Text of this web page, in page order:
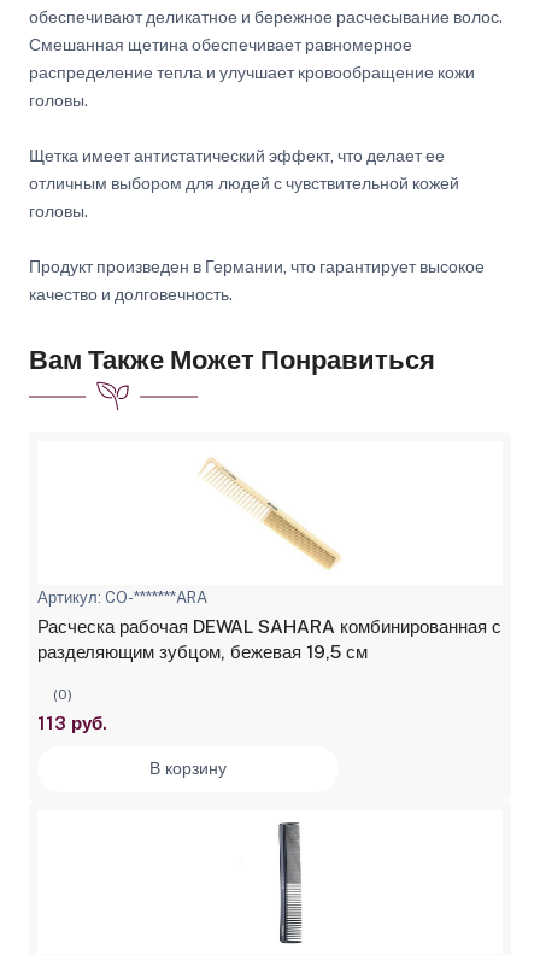
обеспечивают деликатное и бережное расчесывание волос.
Смешанная щетина обеспечивает равномерное
распределение тепла и улучшает кровообращение кожи
головы.
Щетка имеет антистатический эффект, что делает ее
отличным выбором для людей с чувствительной кожей
головы.
Продукт произведен в Германии, что гарантирует высокое
качество и долговечность.
Вам Также Может Понравиться
Артикул: CO-*******ARA
Расческа рабочая DEWAL SAHARA комбинированная с
разделяющим зубцом, бежевая 19,5 см
(0)
113 руб.
В корзину